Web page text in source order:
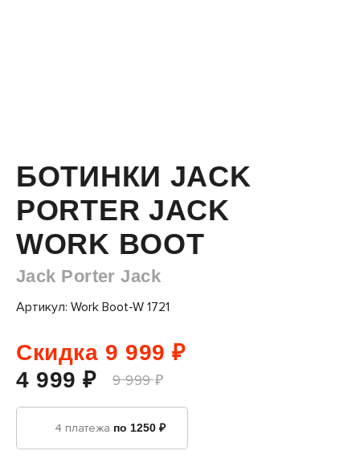
БОТИНКИ JACK
PORTER JACK
WORK BOOT
Jack Porter Jack
Артикул: Work Boot-W 1721
Скидка 9 999 ₽
4 999 ₽
9 999 ₽
4 платежа по 1250 ₽